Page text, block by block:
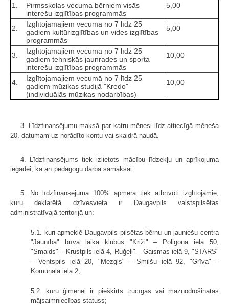
1.
Pirmsskolas vecuma bērniem visās
interešu izglītības programmās
5,00
2.
Izglītojamajiem vecumā no 7 līdz 25
gadiem kultūrizglītības un vides izglītības
programmās
5,00
3.
Izglītojamajiem vecumā no 7 līdz 25
gadiem tehniskās jaunrades un sporta
interešu izglītības programmās
10,00
4.
Izglītojamajiem vecumā no 7 līdz 25
gadiem mūzikas studijā "Kredo"
(individuālās mūzikas nodarbības)
10,00
3. Līdzfinansējumu maksā par katru mēnesi līdz attiecīgā mēneša
20. datumam uz norādīto kontu vai skaidrā naudā.
4. Līdzfinansējums tiek izlietots mācību līdzekļu un aprīkojuma
iegādei, kā arī pedagogu darba samaksai.
5. No līdzfinansējuma 100% apmērā tiek atbrīvoti izglītojamie,
kuru deklarētā dzīvesvieta ir Daugavpils valstspilsētas
administratīvajā teritorijā un:
5.1. kuri apmeklē Daugavpils pilsētas bērnu un jauniešu centra
"Jaunība" brīvā laika klubus "Križi" – Poligona ielā 50,
"Smaids" – Krustpils ielā 4, Ruģeļi" – Gaismas ielā 9, "STARS"
– Ventspils ielā 20, "Mezgls" – Smilšu ielā 92, "Grīva" –
Komunālā ielā 2;
5.2. kuru ģimenei ir piešķirts trūcīgas vai maznodrošinātas
mājsaimniecības statuss;